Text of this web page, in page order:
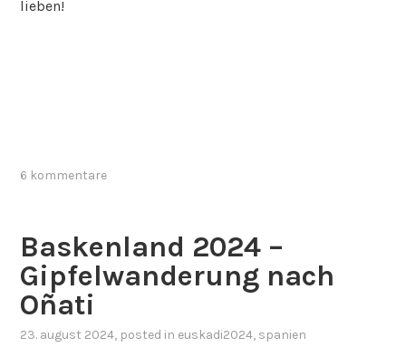
lieben!
6 kommentare
Baskenland 2024 –
Gipfelwanderung nach
Oñati
23. august 2024, posted in euskadi2024, spanien